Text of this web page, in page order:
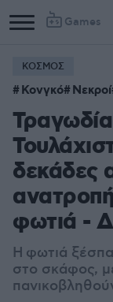
Games
ΚΟΣΜΟΣ
Κονγκό Νεκροί
δεκάδες
φωτιά -
Η φωτιά
στο σκάφος,